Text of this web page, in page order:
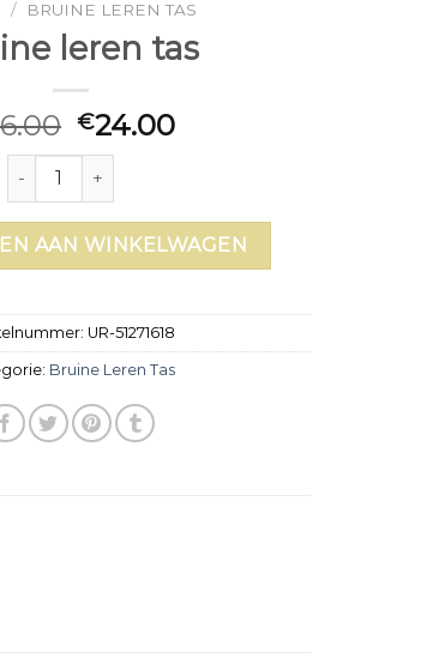
/ BRUINE LEREN TAS
leren tas
€24.00
bruine leren tas aantal
AAN WINKELWAGEN
UR-51271618
Bruine Leren Tas